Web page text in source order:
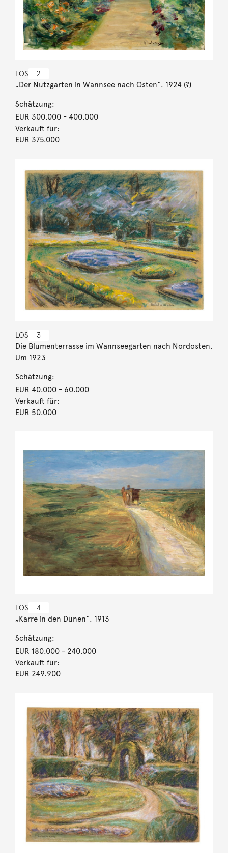
LOS 2
„Der Nutzgarten in Wannsee nach Osten“. 1924 (?)
Schätzung:
EUR 300.000- 400.000
Verkauft für:
EUR 375.000
LOS 3
Die Blumenterrasse im Wannseegarten nach Nordosten.
Um 1923
Schätzung:
EUR 40.000- 60.000
Verkauft für:
EUR 50.000
LOS 4
„Karre in den Dünen“. 1913
Schätzung:
EUR 180.000- 240.000
Verkauft für:
EUR 249.900